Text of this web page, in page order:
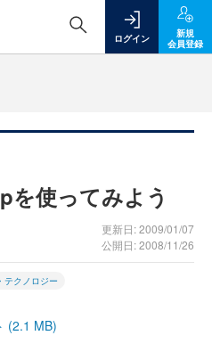
ログイン
新規
会員登録
使ってみよう
更新日: 2009/01/07
公開日: 2008/11/26
テクノロジー
(2.1 MB)